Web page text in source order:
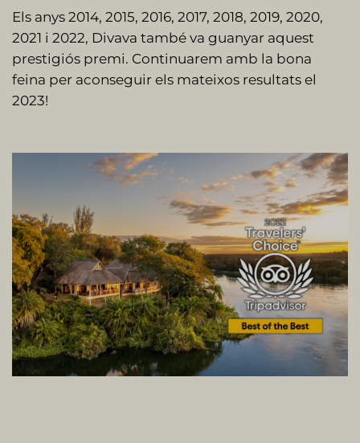
Els anys 2014, 2015, 2016, 2017, 2018, 2019, 2020,
2021 i 2022, Divava també va guanyar aquest
prestigiós premi. Continuarem amb la bona
feina per aconseguir els mateixos resultats el
2023!